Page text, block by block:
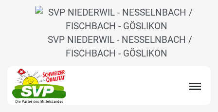
SVP NIEDERWIL - NESSELNBACH /
FISCHBACH - GÖSLIKON